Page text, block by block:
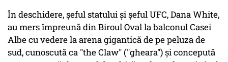
În deschidere, şeful statului şi şeful UFC, Dana White,
au mers împreună din Biroul Oval la balconul Casei
Albe cu vedere la arena gigantică de pe peluza de
sud, cunoscută ca "the Claw" ("gheara") şi concepută